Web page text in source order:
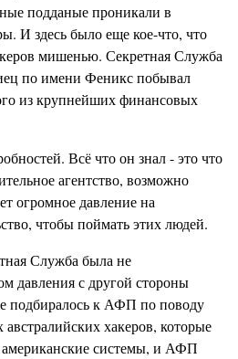
подданые проникали в
И здесь было еще кое-что, что
мишенью. Секретная Служба
по имени Феникс побывал
из крупнейших финансовых
Всё что он знал - это что
агентство, возможно
огромное давление на
чтобы поймать этих людей.
Служба была не
давления с другой стороны
подбиралось к АФП по поводу
хакеров, которые
системы, и АФП